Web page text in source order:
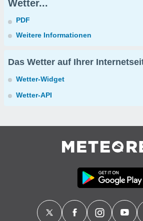
Wetter...
PDF
Weitere Informationen
Das Wetter auf Ihrer
Wetter-Widget
Wetter-API